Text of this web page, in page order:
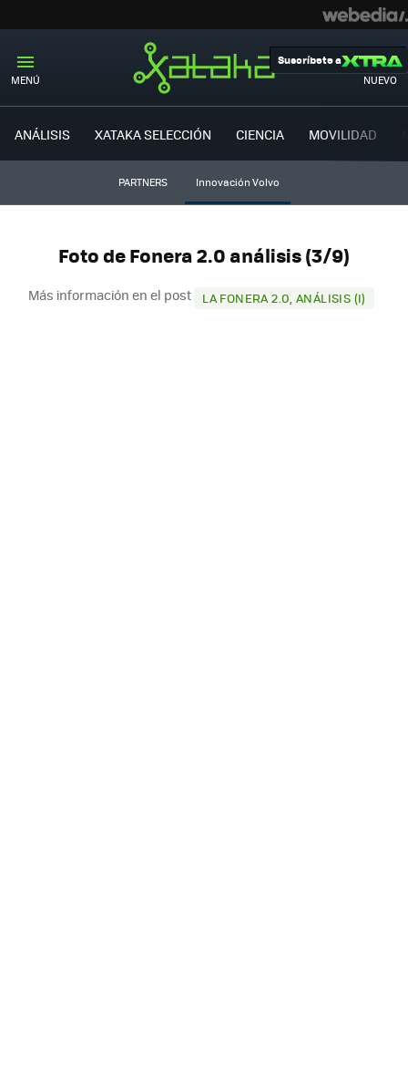
MENÚ NUEVO
Suscríbete a
ANÁLISIS XATAKA SELECCIÓN CIENCIA MOVILIDAD
PARTNERS Innovación Volvo
Foto de Fonera 2.0 análisis (3/9)
Más información en el post LA FONERA 2.0, ANÁLISIS (I)